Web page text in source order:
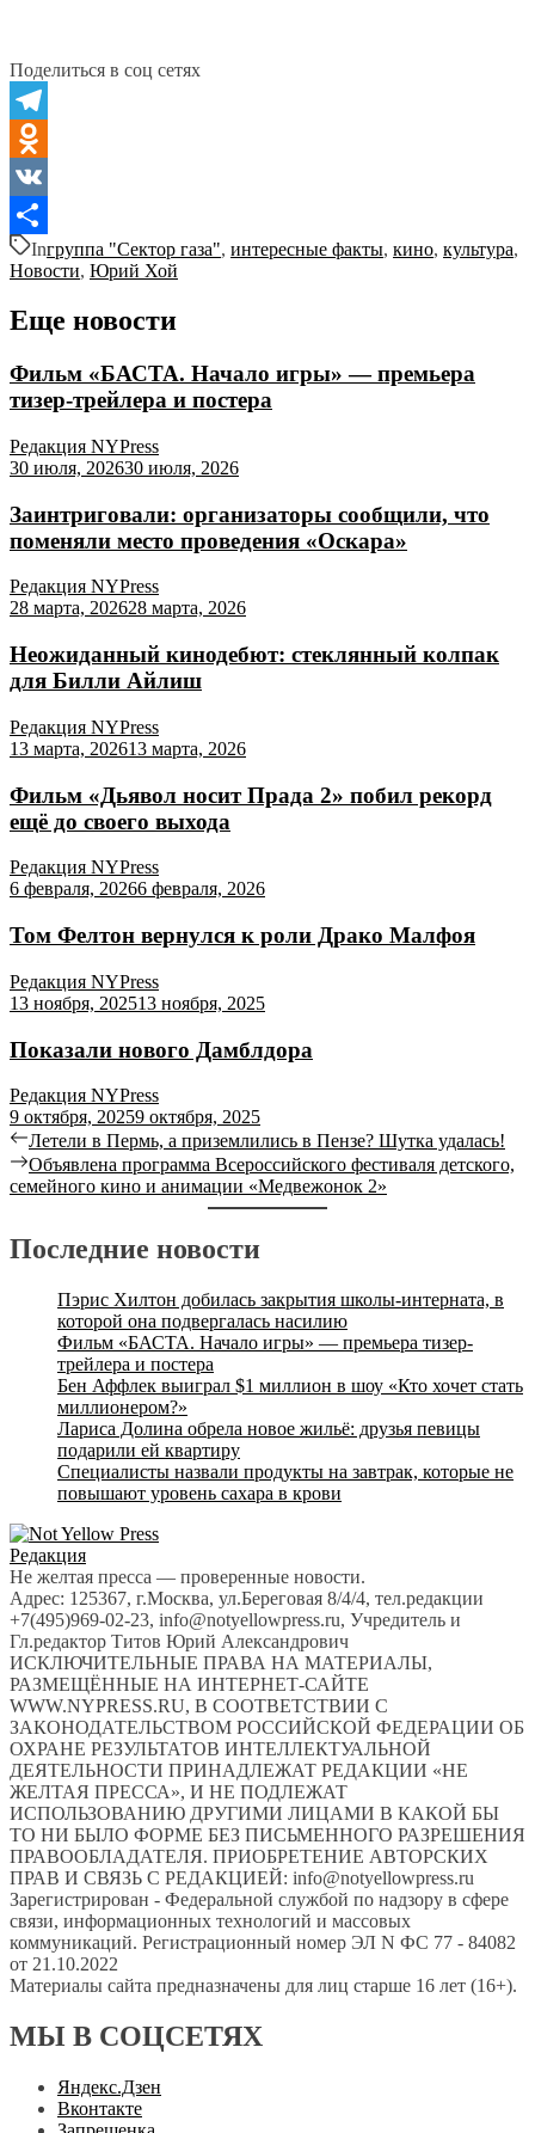
Поделиться в соц сетях
Telegram
Odnoklassniki
VK
Отправить
Inгруппа "Сектор газа", интересные факты, кино, культура,
Новости, Юрий Хой
Еще новости
Фильм «БАСТА. Начало игры» — премьера
тизер-трейлера и постера
Редакция NYPress
30 июля, 202630 июля, 2026
Заинтриговали: организаторы сообщили, что
поменяли место проведения «Оскара»
Редакция NYPress
28 марта, 202628 марта, 2026
Неожиданный кинодебют: стеклянный колпак
для Билли Айлиш
Редакция NYPress
13 марта, 202613 марта, 2026
Фильм «Дьявол носит Прада 2» побил рекорд
ещё до своего выхода
Редакция NYPress
6 февраля, 20266 февраля, 2026
Том Фелтон вернулся к роли Драко Малфоя
Редакция NYPress
13 ноября, 202513 ноября, 2025
Показали нового Дамблдора
Редакция NYPress
9 октября, 20259 октября, 2025
Навигация
по
Previous
post:
Летели в Пермь, а приземлились в Пензе? Шутка удалась!
Next
post:
Объявлена программа Всероссийского фестиваля детского,
семейного кино и анимации «Медвежонок 2»
Последние новости
Пэрис Хилтон добилась закрытия школы-интерната, в
которой она подвергалась насилию
Фильм «БАСТА. Начало игры» — премьера тизер-
трейлера и постера
Бен Аффлек выиграл $1 миллион в шоу «Кто хочет стать
миллионером?»
Лариса Долина обрела новое жильё: друзья певицы
подарили ей квартиру
Специалисты назвали продукты на завтрак, которые не
повышают уровень сахара в крови
Редакция
Не желтая пресса — проверенные новости.
Адрес: 125367, г.Москва, ул.Береговая 8/4/4, тел.редакции
+7(495)969-02-23, info@notyellowpress.ru, Учредитель и
Гл.редактор Титов Юрий Александрович
ИСКЛЮЧИТЕЛЬНЫЕ ПРАВА НА МАТЕРИАЛЫ,
РАЗМЕЩЁННЫЕ НА ИНТЕРНЕТ-САЙТЕ
WWW.NYPRESS.RU, В СООТВЕТСТВИИ С
ЗАКОНОДАТЕЛЬСТВОМ РОССИЙСКОЙ ФЕДЕРАЦИИ ОБ
ОХРАНЕ РЕЗУЛЬТАТОВ ИНТЕЛЛЕКТУАЛЬНОЙ
ДЕЯТЕЛЬНОСТИ ПРИНАДЛЕЖАТ РЕДАКЦИИ «НЕ
ЖЕЛТАЯ ПРЕССА», И НЕ ПОДЛЕЖАТ
ИСПОЛЬЗОВАНИЮ ДРУГИМИ ЛИЦАМИ В КАКОЙ БЫ
ТО НИ БЫЛО ФОРМЕ БЕЗ ПИСЬМЕННОГО РАЗРЕШЕНИЯ
ПРАВООБЛАДАТЕЛЯ. ПРИОБРЕТЕНИЕ АВТОРСКИХ
ПРАВ И СВЯЗЬ С РЕДАКЦИЕЙ: info@notyellowpress.ru
Зарегистрирован - Федеральной службой по надзору в сфере
связи, информационных технологий и массовых
коммуникаций. Регистрационный номер ЭЛ N ФС 77 - 84082
от 21.10.2022
Материалы сайта предназначены для лиц старше 16 лет (16+).
МЫ В СОЦСЕТЯХ
Яндекс.Дзен
Вконтакте